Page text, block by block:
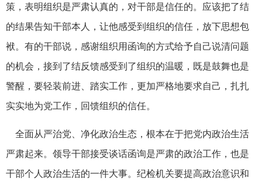
策，表明组织是严肃认真的，对干部是信任的。应该把了结
的结果告知干部本人，让他感受到组织的信任，放下思想包
袱。有的干部说，感谢组织用函询的方式给予自己说清问题
的机会，接到了结反馈感受到了组织的温暖，既是鼓舞也是
警醒，要轻装前进、踏实工作，更加严格地要求自己，扎扎
实实地为党工作，回馈组织的信任。
全面从严治党、净化政治生态，根本在于把党内政治生活
严肃起来。领导干部接受谈话函询是严肃的政治工作，也是
干部个人政治生活的一件大事。纪检机关要提高政治意识和